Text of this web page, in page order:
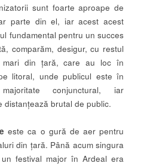
sunt foarte aproape de
parte din el, iar acest acest
fundamental pentru un succes
comparăm, desigur, cu restul
mari din țară, care au loc în
litoral, unde publicul este în
conjunctural, iar
distanțează brutal de public.
este ca o gură de aer pentru
din țară. Până acum singura
festival major în Ardeal era